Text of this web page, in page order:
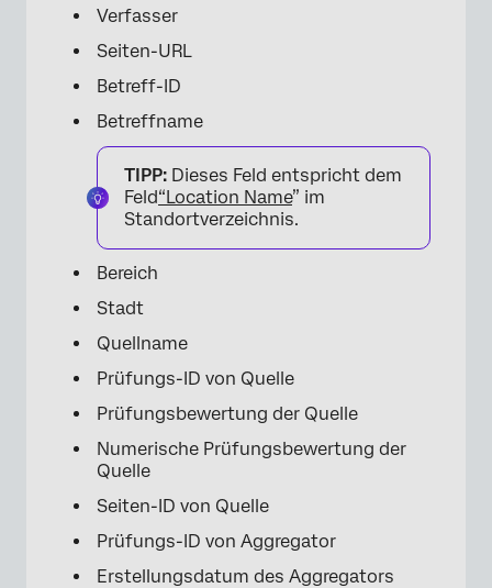
Verfasser
Seiten-URL
Betreff-ID
Betreffname
TIPP: Dieses Feld entspricht dem
Feld“Location Name” im
Standortverzeichnis.
Bereich
Stadt
Quellname
Prüfungs-ID von Quelle
Prüfungsbewertung der Quelle
Numerische Prüfungsbewertung der
Quelle
Seiten-ID von Quelle
Prüfungs-ID von Aggregator
Erstellungsdatum des Aggregators